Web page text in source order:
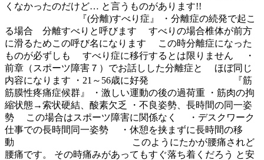
くなかったのだけど… と言うものがあります!!
『(分離)すべり症』
・分離症の続発で起こ
る場合 分離すべりと呼びます
すべりの場合椎体が前方
に滑るためこの呼び名になります
この時分離症になった
ものが必ずしも
すべり症に移行するとは限りません
・
前章（スポーツ障害７）でお話しした分離症と
ほぼ同じ
内容になります
・21～56歳に好発
『筋
筋膜性疼痛症候群』
・激しい運動の後の過荷重
・筋肉の拘
縮状態→索状硬結、酸素欠乏
・不良姿勢、長時間の同一姿
勢
この場合はスポーツ障害に関係なく
・デスクワーク
仕事での長時間同一姿勢
・休憩を挟まずに長時間の移
動
このようにたかが腰痛されど
腰痛です。
その時痛みがあってもすぐ落ち着くだろう と安